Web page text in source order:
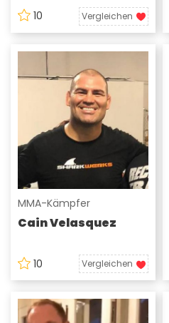
10 Vergleichen
MMA-Kämpfer
Cain Velasquez
10 Vergleichen